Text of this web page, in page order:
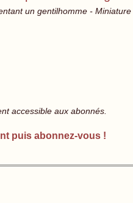
un gentilhomme -
accessible aux abonnés.
puis abonnez-vous !